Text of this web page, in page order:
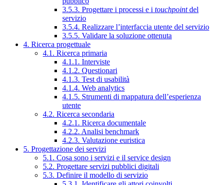
3.5.3. Progettare i processi e i touchpointdel
servizio
3.5.4. Realizzare l’interfaccia utente del servizio
3.5.5. Validare la soluzione ottenuta
4. Ricerca progettuale
4.1. Ricerca primaria
4.1.1. Interviste
4.1.2. Questionari
4.1.3. Test di usabilità
4.1.4. Web analytics
4.1.5. Strumenti di mappatura dell’esperienza
utente
4.2. Ricerca secondaria
4.2.1. Ricerca documentale
4.2.2. Analisi benchmark
4.2.3. Valutazione euristica
5. Progettazione dei servizi
5.1. Cosa sono i servizi e il service design
5.2. Progettare servizi pubblici digitali
5.3. Definire il modello di servizio